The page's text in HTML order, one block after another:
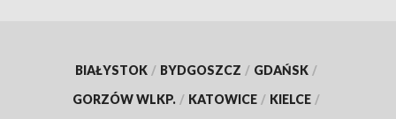
BIAŁYSTOK / BYDGOSZCZ / GDAŃSK /
GORZÓW WLKP. / KATOWICE / KIELCE /